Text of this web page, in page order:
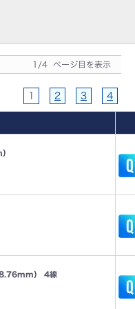
1/4 ページ目を表示
1 2 3 4
） 4線